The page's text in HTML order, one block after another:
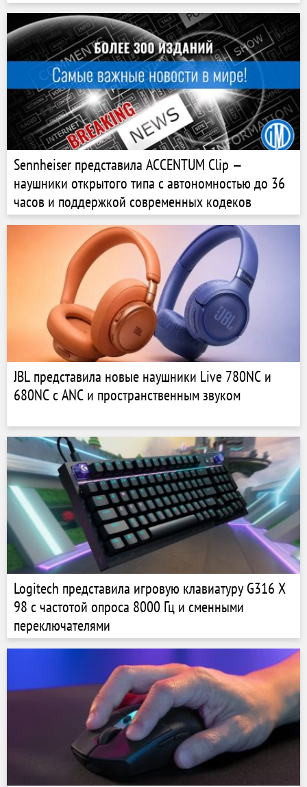
Sennheiser представила ACCENTUM Clip —
наушники открытого типа с автономностью до 36
часов и поддержкой современных кодеков
JBL представила новые наушники Live 780NC и
680NC с ANC и пространственным звуком
Logitech представила игровую клавиатуру G316 X
98 с частотой опроса 8000 Гц и сменными
переключателями